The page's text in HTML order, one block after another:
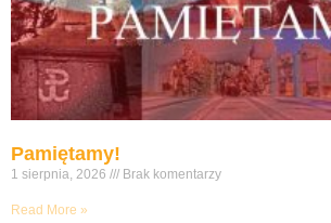
Pamiętamy!
1 sierpnia, 2026 Brak komentarzy
Read More »